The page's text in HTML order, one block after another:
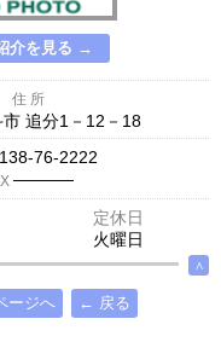
介を見る →
住 所
追分1－12－18
76-2222
─────
定休日
火曜日
∧
ージへ ← 戻る